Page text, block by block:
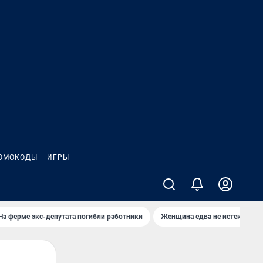
ИГРЫ
ферме экс-депутата погибли работники Женщина едва не истекла